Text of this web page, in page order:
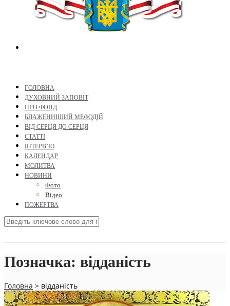
ГОЛОВНА
ДУХОВНИЙ ЗАПОВІТ
ПРО ФОНД
БЛАЖЕННІШИЙ МЕФОДІЙ
ВІД СЕРЦЯ ДО СЕРЦЯ
СТАТТІ
ІНТЕРВ’Ю
КАЛЕНДАР
МОЛИТВА
НОВИНИ
Фото
Відео
ПОЖЕРТВА
Позначка: відданість
Головна > відданість